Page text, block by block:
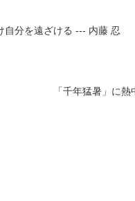
自分を遠ざける --- 内藤 忍
「千年猛暑」に